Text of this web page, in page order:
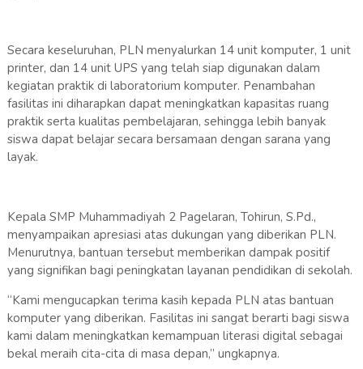
Secara keseluruhan, PLN menyalurkan 14 unit komputer, 1 unit
printer, dan 14 unit UPS yang telah siap digunakan dalam
kegiatan praktik di laboratorium komputer. Penambahan
fasilitas ini diharapkan dapat meningkatkan kapasitas ruang
praktik serta kualitas pembelajaran, sehingga lebih banyak
siswa dapat belajar secara bersamaan dengan sarana yang
layak.
Kepala SMP Muhammadiyah 2 Pagelaran, Tohirun, S.Pd.,
menyampaikan apresiasi atas dukungan yang diberikan PLN.
Menurutnya, bantuan tersebut memberikan dampak positif
yang signifikan bagi peningkatan layanan pendidikan di sekolah.
“Kami mengucapkan terima kasih kepada PLN atas bantuan
komputer yang diberikan. Fasilitas ini sangat berarti bagi siswa
kami dalam meningkatkan kemampuan literasi digital sebagai
bekal meraih cita-cita di masa depan,” ungkapnya.